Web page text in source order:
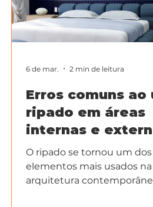
Erros comuns ao
ripado em áreas
internas e
O ripado se tornou um dos
elementos mais usados na
arquitetura
6 de mar. 2 min de leitura